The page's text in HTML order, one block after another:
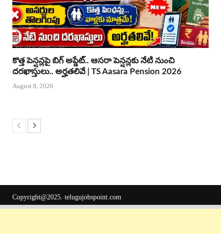
కొత్త పెన్షన్లపై బిగ్ అప్డేట్.. ఆసరా పెన్షన్లకు నేటి నుంచి
దరఖాస్తులు.. అర్హతలివే | TS Aasara Pension 2026
August 8, 2026
Copyright@2025. telugujobspoint.com